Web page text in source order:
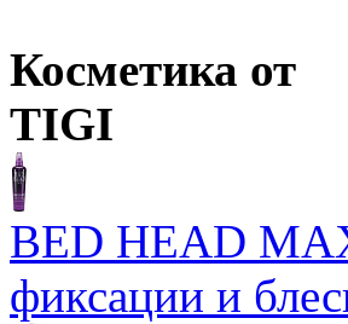
Косметика от
TIGI
BED HEAD
фиксации и